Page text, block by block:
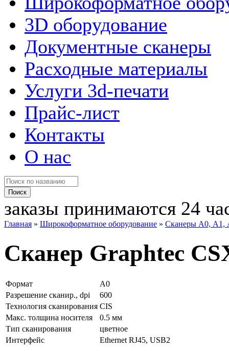
3D оборудование
Документные сканеры
Расходные материалы
Услуги 3d-печати
Прайс-лист
Контакты
О нас
заказы принимаются 24
Главная » Широкоформатное оборудование » Сканеры А0, А1,
Сканер Graphtec
Формат
А0
Разрешение сканир., dpi
600
Технология сканирования CIS
Макс. толщина носителя
0.5 мм
Тип сканирования
цветное
Интерфейс
Ethernet RJ45, USB2